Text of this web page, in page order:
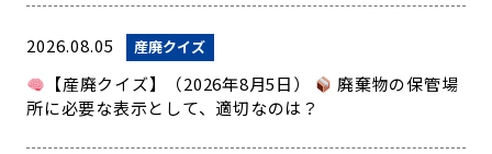
2026.08.05 産廃クイズ
【産廃クイズ】（2026年8月5日）
廃棄物の保管場
所に必要な表示として、適切なのは？